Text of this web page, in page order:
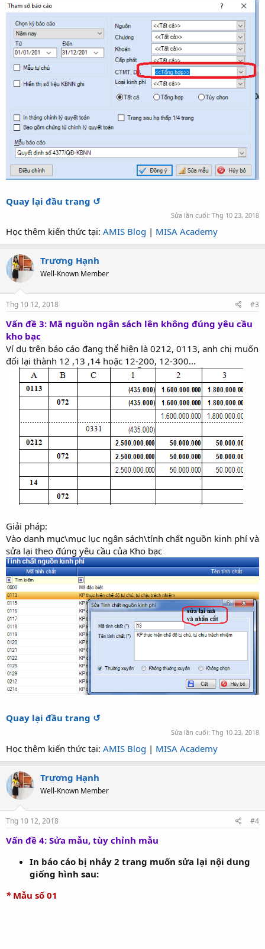
Quay lại đầu trang ↺
Sửa lần cuối: Thg 10 23, 2018
Học thêm kiến thức tại: AMIS Blog | MISA Academy
Trương Hạnh
Well-Known Member
Thg 10 12, 2018 #3
Vấn đề 3: Mã nguồn ngân sách lên không đúng yêu cầu
kho bạc
Ví dụ trên báo cáo đang thể hiện là 0212, 0113, anh chị muốn
đổi lại thành 12 ,13 ,14 hoặc 12-200, 12-300...
Giải pháp:
Vào danh mục\mục lục ngân sách\tính chất nguồn kinh phí và
sửa lại theo đúng yêu cầu của Kho bạc
Quay lại đầu trang ↺
Sửa lần cuối: Thg 10 23, 2018
Học thêm kiến thức tại: AMIS Blog | MISA Academy
Trương Hạnh
Well-Known Member
Thg 10 12, 2018 #4
Vấn đề 4: Sửa mẫu, tùy chỉnh mẫu
In báo cáo bị nhảy 2 trang muốn sửa lại nội dung
giống hình sau:
*Mẫu số 01